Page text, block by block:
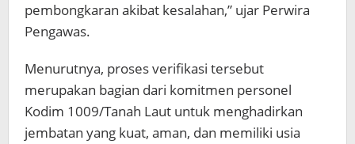
pembongkaran akibat kesalahan,” ujar Perwira
Pengawas.
Menurutnya, proses verifikasi tersebut
merupakan bagian dari komitmen personel
Kodim 1009/Tanah Laut untuk menghadirkan
jembatan yang kuat, aman, dan memiliki usia